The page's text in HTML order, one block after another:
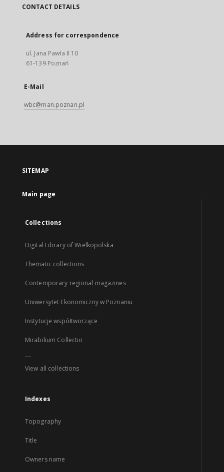
CONTACT DETAILS
Address for correspondence
ul. Jana Pawła II 10
61-139 Poznań
E-Mail
wbc@man.poznan.pl
SITEMAP
Main page
Collections
Digital Library of Wielkopolska
Thematic collections
Contemporary regional magazines
Uniwersytet Ekonomiczny w Poznaniu
Instytucje współtworzące
Mirabilium Collectio
...
View all collections
Indexes
Topography
Title
Owners name